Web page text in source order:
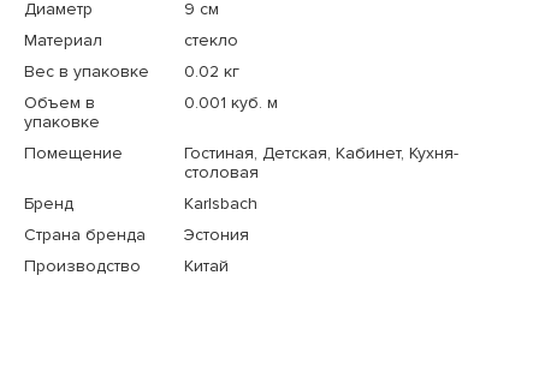
Диаметр
9 см
Материал
стекло
Вес в упаковке
0.02 кг
Объем в
упаковке
0.001 куб. м
Помещение
Гостиная, Детская, Кабинет, Кухня-
столовая
Бренд
Karlsbach
Страна бренда
Эстония
Производство
Китай